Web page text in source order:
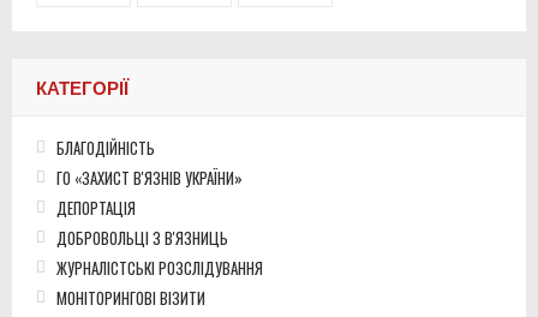
КАТЕГОРІЇ
БЛАГОДІЙНІСТЬ
ГО «ЗАХИСТ В'ЯЗНІВ УКРАЇНИ»
ДЕПОРТАЦІЯ
ДОБРОВОЛЬЦІ З В'ЯЗНИЦЬ
ЖУРНАЛІСТСЬКІ РОЗСЛІДУВАННЯ
МОНІТОРИНГОВІ ВІЗИТИ